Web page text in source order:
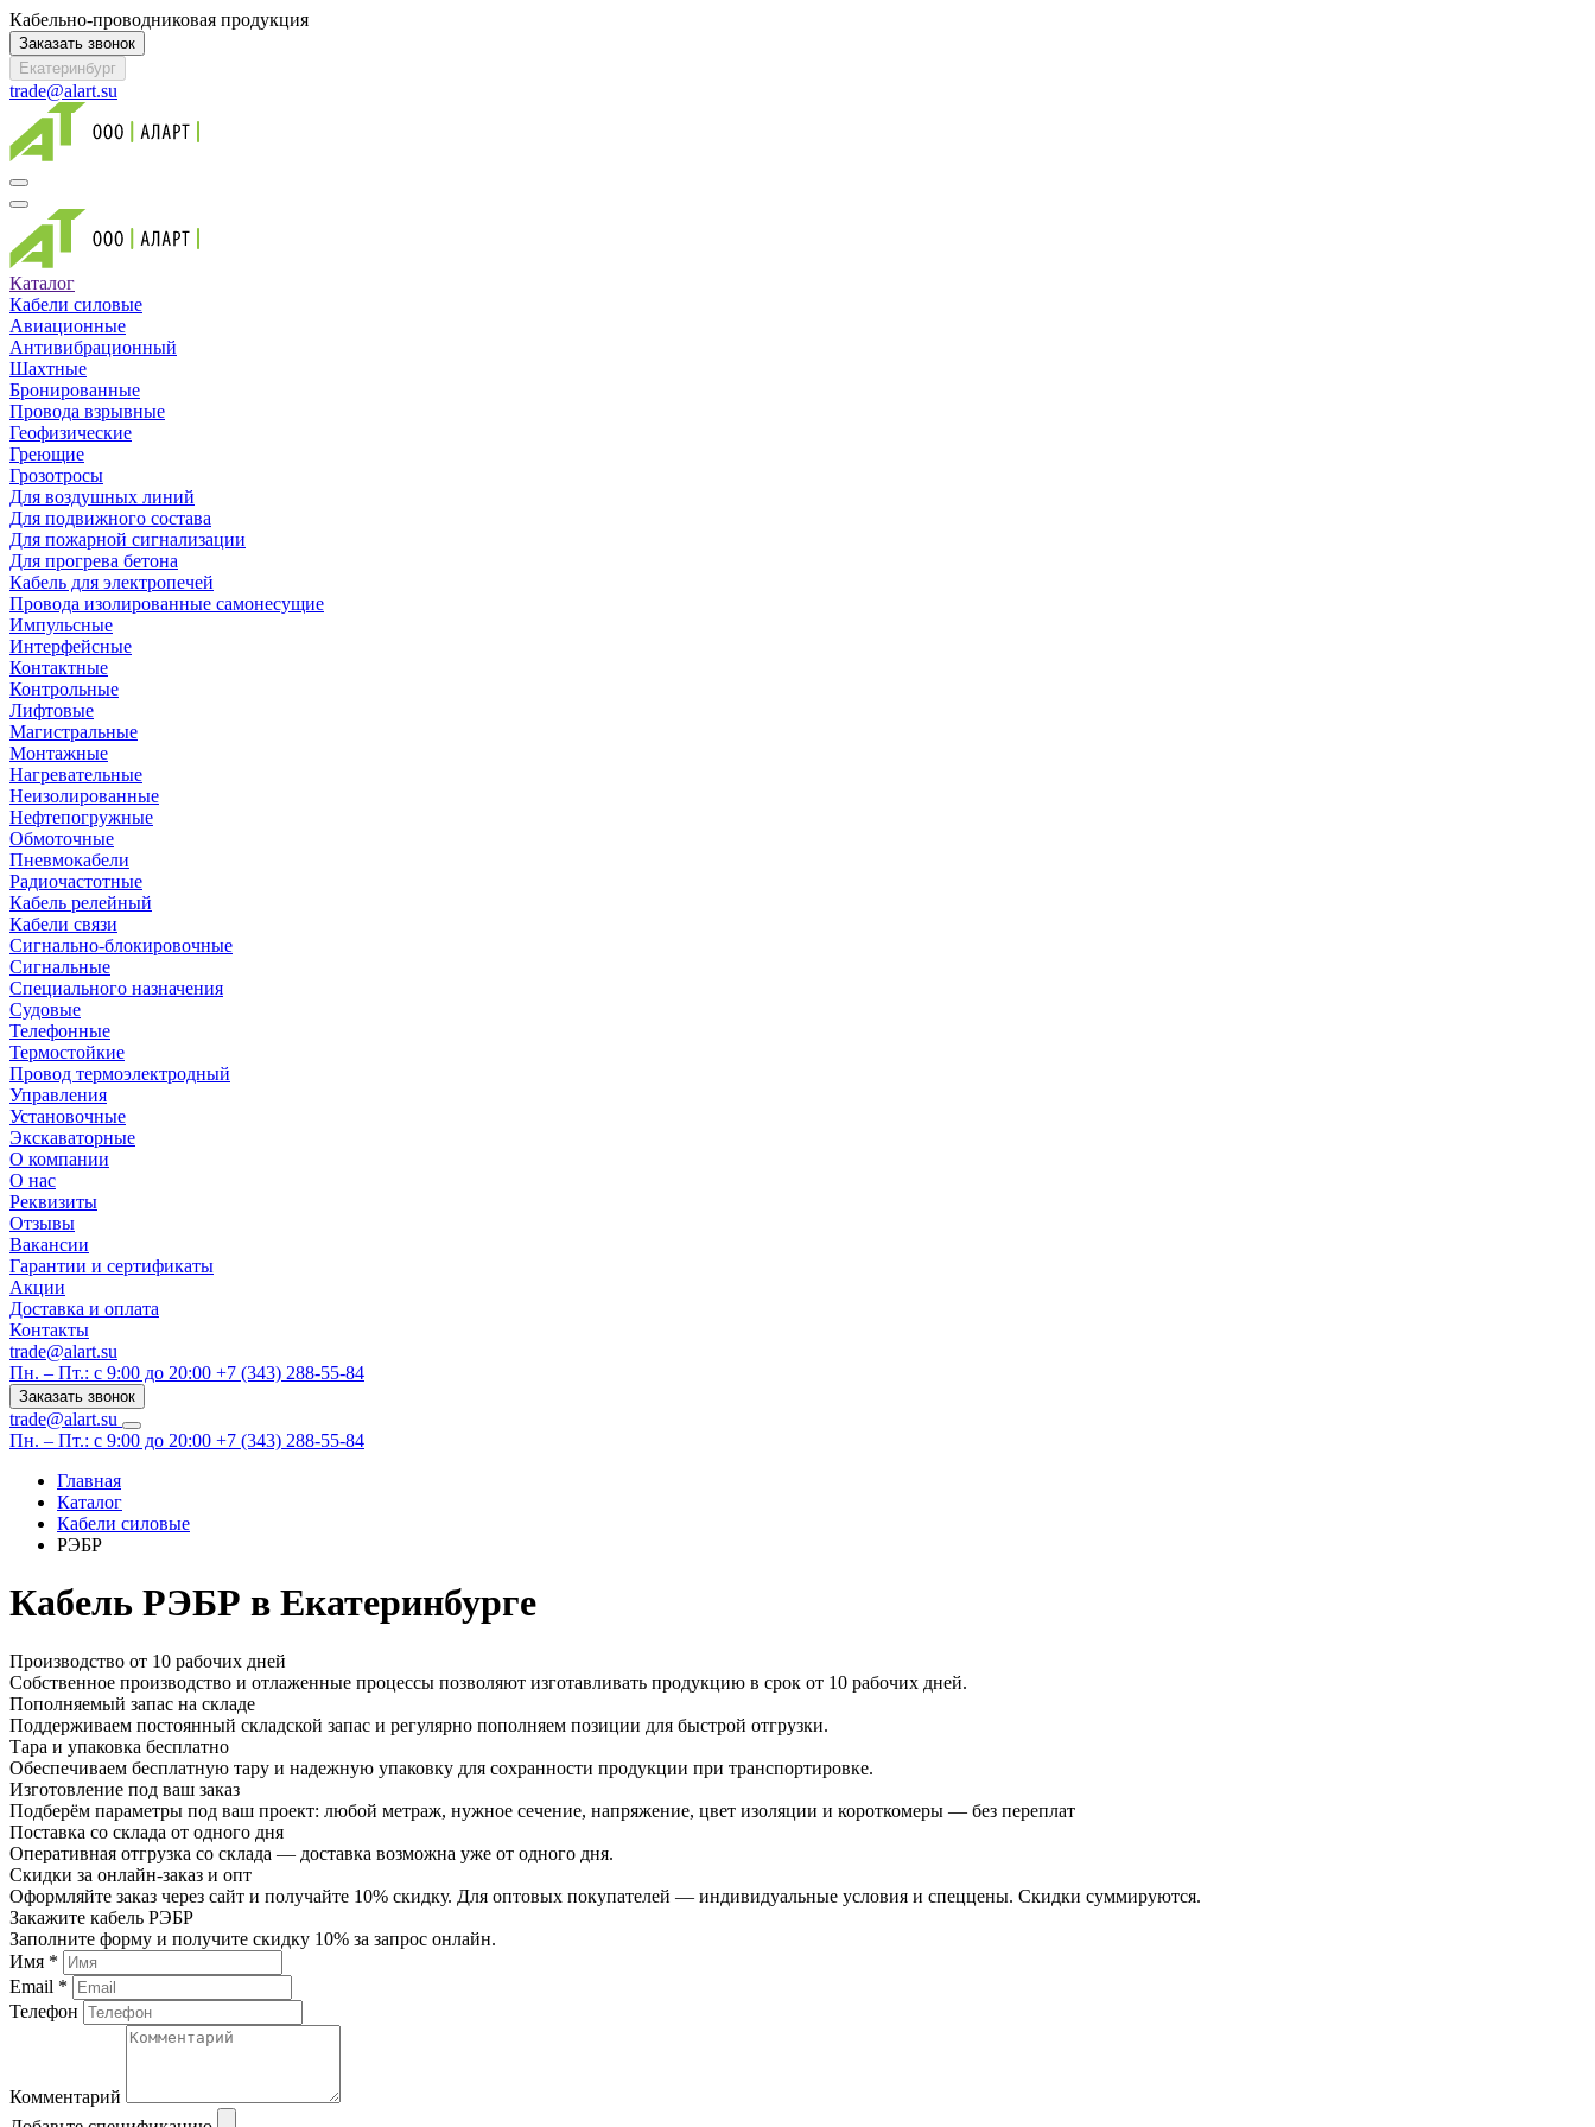
Кабельно-проводниковая продукция
Заказать звонок
Екатеринбург
trade@alart.su
Каталог
Кабели силовые
Авиационные
Антивибрационный
Шахтные
Бронированные
Провода взрывные
Геофизические
Греющие
Грозотросы
Для воздушных линий
Для подвижного состава
Для пожарной сигнализации
Для прогрева бетона
Кабель для электропечей
Провода изолированные самонесущие
Импульсные
Интерфейсные
Контактные
Контрольные
Лифтовые
Магистральные
Монтажные
Нагревательные
Неизолированные
Нефтепогружные
Обмоточные
Пневмокабели
Радиочастотные
Кабель релейный
Кабели связи
Сигнально-блокировочные
Сигнальные
Специального назначения
Судовые
Телефонные
Термостойкие
Провод термоэлектродный
Управления
Установочные
Экскаваторные
О компании
О нас
Реквизиты
Отзывы
Вакансии
Гарантии и сертификаты
Акции
Доставка и оплата
Контакты
trade@alart.su
Пн. – Пт.: с 9:00 до 20:00 +7 (343) 288-55-84
Заказать звонок
trade@alart.su
Пн. – Пт.: с 9:00 до 20:00 +7 (343) 288-55-84
Главная
Каталог
Кабели силовые
РЭБР
Кабель РЭБР в Екатеринбурге
Производство от 10 рабочих дней
Собственное производство и отлаженные процессы позволяют изготавливать продукцию в срок от 10 рабочих дней.
Пополняемый запас на складе
Поддерживаем постоянный складской запас и регулярно пополняем позиции для быстрой отгрузки.
Тара и упаковка бесплатно
Обеспечиваем бесплатную тару и надежную упаковку для сохранности продукции при транспортировке.
Изготовление под ваш заказ
Подберём параметры под ваш проект: любой метраж, нужное сечение, напряжение, цвет изоляции и короткомеры — без переплат
Поставка со склада от одного дня
Оперативная отгрузка со склада — доставка возможна уже от одного дня.
Скидки за онлайн-заказ и опт
Оформляйте заказ через сайт и получайте 10% скидку. Для оптовых покупателей — индивидуальные условия и спеццены. Скидки суммируются.
Закажите кабель РЭБР
Заполните форму и получите скидку 10% за запрос онлайн.
Имя *
Email *
Телефон
Комментарий